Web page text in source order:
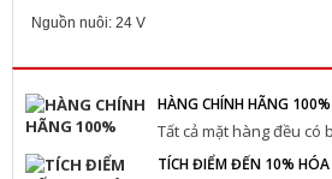
Nguồn nuôi: 24 V
HÀNG CHÍNH HÃNG 100%
Tất cả mặt hàng đều
TÍCH ĐIỂM ĐẾN 10%